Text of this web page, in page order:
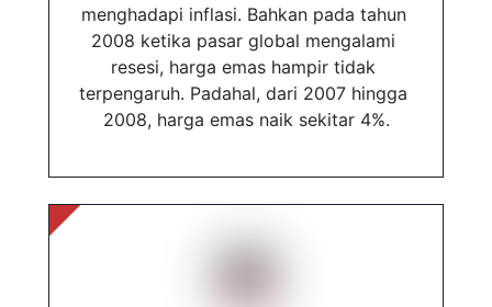
menghadapi inflasi. Bahkan pada tahun
2008 ketika pasar global mengalami
resesi, harga emas hampir tidak
terpengaruh. Padahal, dari 2007 hingga
2008, harga emas naik sekitar 4%.